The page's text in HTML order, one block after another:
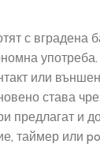
с вградена
или
става
предлагат и
таймер или